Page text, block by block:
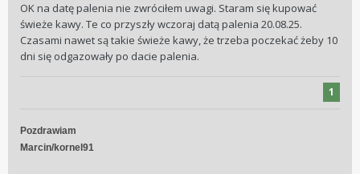
OK na datę palenia nie zwróciłem uwagi. Staram się kupować
świeże kawy. Te co przyszły wczoraj datą palenia 20.08.25.
Czasami nawet są takie świeże kawy, że trzeba poczekać żeby 10
dni się odgazowały po dacie palenia.
1
Pozdrawiam
Marcin/kornel91